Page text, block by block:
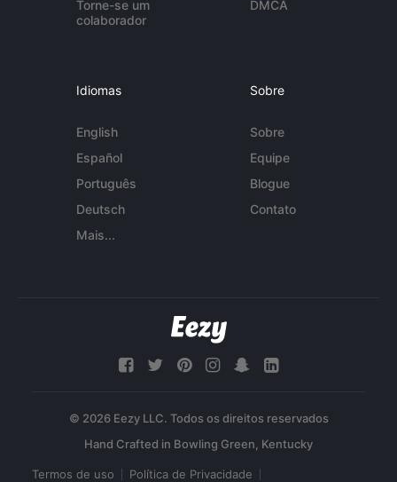
Torne-se um
colaborador
DMCA
Idiomas
English
Español
Português
Deutsch
Mais...
Sobre
Sobre
Equipe
Blogue
Contato
© 2026 Eezy LLC. Todos os direitos reservados
Termos de uso Política de Privacidade